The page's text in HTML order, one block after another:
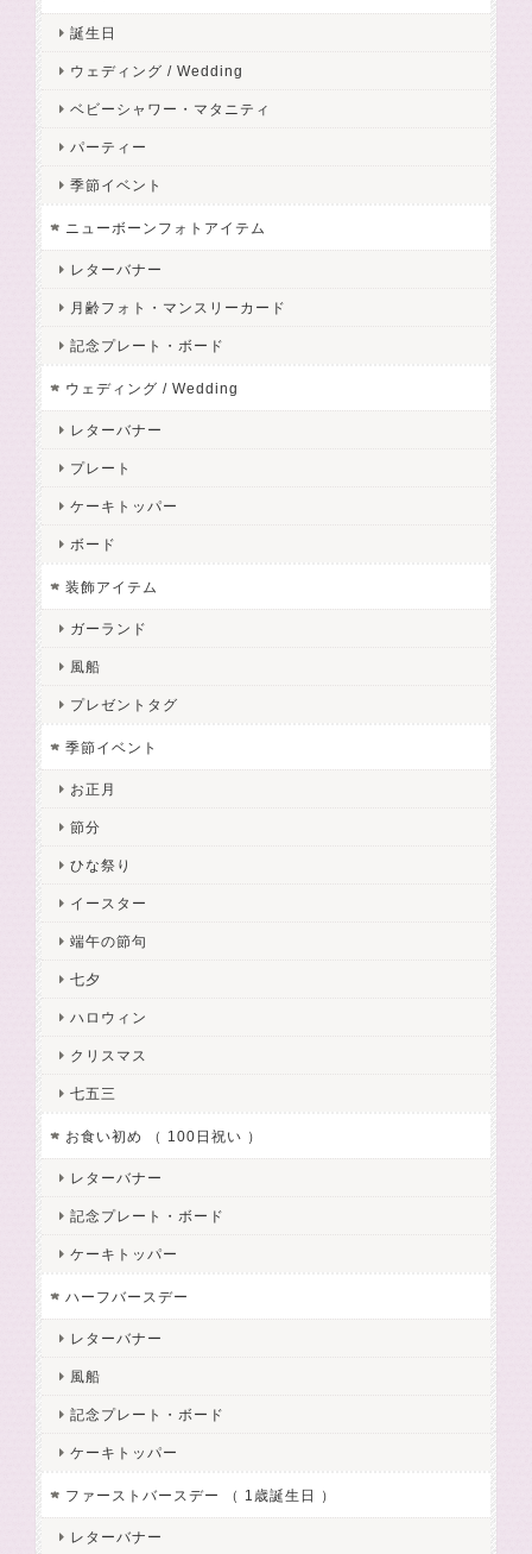
誕生日
ウェディング / Wedding
ベビーシャワー・マタニティ
パーティー
季節イベント
ニューボーンフォトアイテム
レターバナー
月齢フォト・マンスリーカード
記念プレート・ボード
ウェディング / Wedding
レターバナー
プレート
ケーキトッパー
ボード
装飾アイテム
ガーランド
風船
プレゼントタグ
季節イベント
お正月
節分
ひな祭り
イースター
端午の節句
七夕
ハロウィン
クリスマス
七五三
お食い初め （ 100日祝い ）
レターバナー
記念プレート・ボード
ケーキトッパー
ハーフバースデー
レターバナー
風船
記念プレート・ボード
ケーキトッパー
ファーストバースデー （ 1歳誕生日 ）
レターバナー